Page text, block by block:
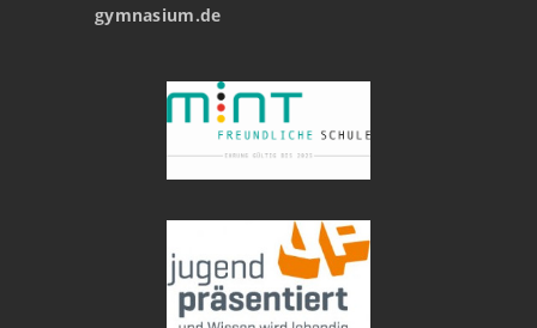
gymnasium.de